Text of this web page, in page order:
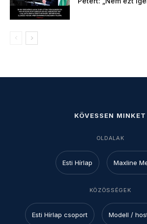
KÖVESSEN MINKET
OLDALAK
Esti Hírlap Maxline
KÖZÖSSÉGEK
Esti Hírlap csoport Modell /